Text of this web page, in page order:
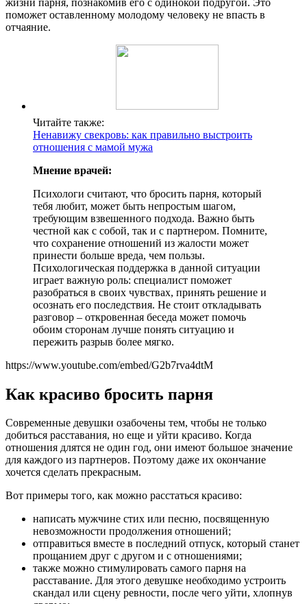
поможет оставленному молодому человеку не впасть в
отчаяние.
Читайте также:
Ненавижу свекровь: как правильно выстроить
отношения с мамой мужа
Мнение врачей:
Психологи считают, что бросить парня, который
тебя любит, может быть непростым шагом,
требующим взвешенного подхода. Важно быть
честной как с собой, так и с партнером. Помните,
что сохранение отношений из жалости может
принести больше вреда, чем пользы.
Психологическая поддержка в данной ситуации
играет важную роль: специалист поможет
разобраться в своих чувствах, принять решение и
осознать его последствия. Не стоит откладывать
разговор – откровенная беседа может помочь
обоим сторонам лучше понять ситуацию и
пережить разрыв более мягко.
https://www.youtube.com/embed/G2b7rva4dtM
Как красиво бросить парня
Современные девушки озабочены тем, чтобы не только
добиться расставания, но еще и уйти красиво. Когда
отношения длятся не один год, они имеют большое значение
для каждого из партнеров. Поэтому даже их окончание
хочется сделать прекрасным.
Вот примеры того, как можно расстаться красиво:
написать мужчине стих или песню, посвященную
невозможности продолжения отношений;
отправиться вместе в последний отпуск, который станет
прощанием друг с другом и с отношениями;
также можно стимулировать самого парня на
расставание. Для этого девушке необходимо устроить
скандал или сцену ревности, после чего уйти, хлопнув